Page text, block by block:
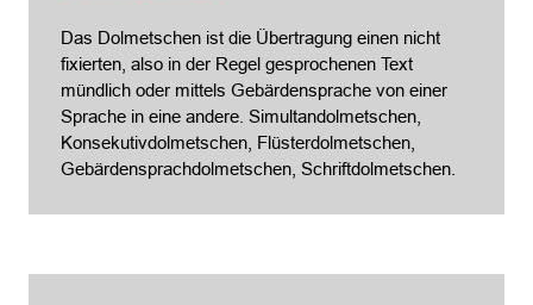
Das Dolmetschen ist die Übertragung einen nicht
fixierten, also in der Regel gesprochenen Text
mündlich oder mittels Gebärdensprache von einer
Sprache in eine andere. Simultandolmetschen,
Konsekutivdolmetschen, Flüsterdolmetschen,
Gebärdensprachdolmetschen, Schriftdolmetschen.